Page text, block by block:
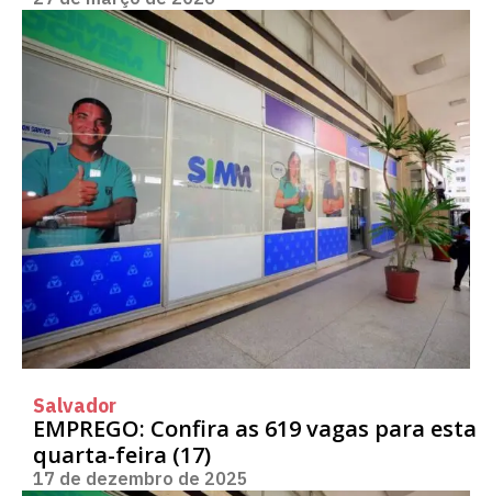
Salvador
EMPREGO: Confira as 619 vagas para esta
quarta-feira (17)
17 de dezembro de 2025